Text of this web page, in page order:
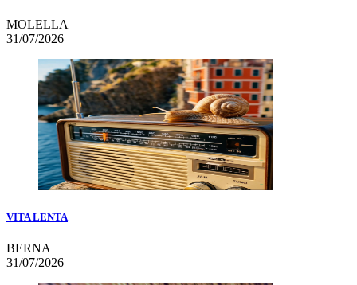
MOLELLA
31/07/2026
VITA LENTA
BERNA
31/07/2026